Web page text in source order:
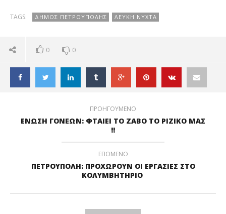
«Λευκή Νύχτα»
TAGS: ΔΗΜΟΣ ΠΕΤΡΟΥΠΟΛΗΣ ΛΕΥΚΗ ΝΥΧΤΑ
0 0
ΠΡΟΗΓΟΥΜΕΝΟ
ΕΝΩΣΗ ΓΟΝΕΩΝ: ΦΤΑΙΕΙ ΤΟ ΖΑΒΟ ΤΟ ΡΙΖΙΚΟ ΜΑΣ
!!
ΕΠΟΜΕΝΟ
ΠΕΤΡΟΥΠΟΛΗ: ΠΡΟΧΩΡΟΥΝ ΟΙ ΕΡΓΑΣΙΕΣ ΣΤΟ
ΚΟΛΥΜΒΗΤΗΡΙΟ